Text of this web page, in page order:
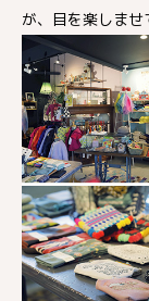
が、目を楽しませ